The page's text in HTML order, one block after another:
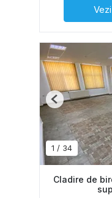
1 / 34
Previous
Cladire de